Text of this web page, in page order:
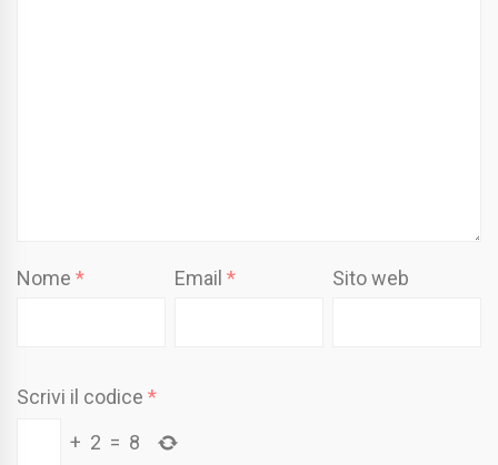
Nome * Email* Sito web
Scrivi il codice *
+ 2 = 8